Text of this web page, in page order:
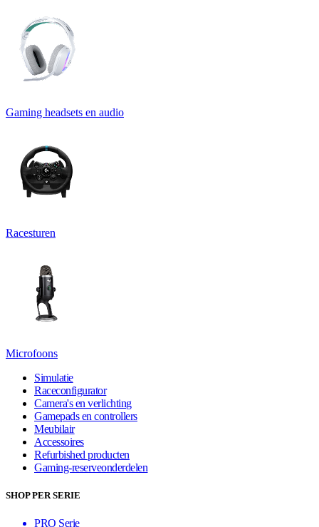
Gaming headsets en audio
Racesturen
Microfoons
Simulatie
Raceconfigurator
Camera's en verlichting
Gamepads en controllers
Meubilair
Accessoires
Refurbished producten
Gaming-reserveonderdelen
SHOP PER SERIE
PRO Serie